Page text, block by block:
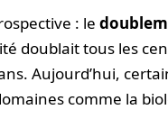
: le
doublait tous les
Aujourd’hui,
comme la